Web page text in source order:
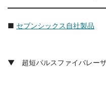
■ セブンシックス自社製品
▼ 超短パルスファイバレー